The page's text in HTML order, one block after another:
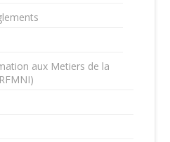
aux Metiers de la